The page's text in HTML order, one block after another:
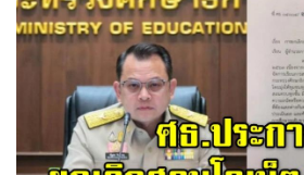
การทดสอบความรู้ครูผู้สอนวิชาวิทยาศ
คณิตศาสตร์ ช่วงชั้นที่ 3 ด้วยระบบ